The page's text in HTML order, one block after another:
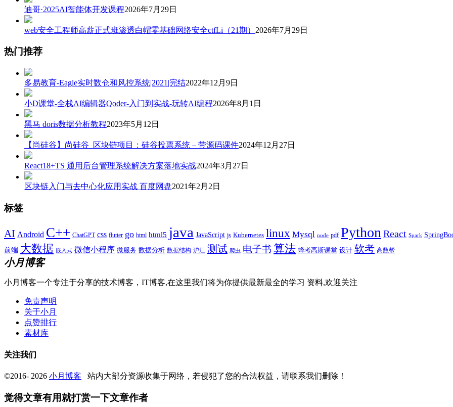
迪哥·2025AI智能体开发课程2026年7月29日
web安全工程师高薪正式班渗透白帽零基础网络安全ctfLi（21期） 2026年7月29日
热门推荐
多易教育-Eagle实时数仓和风控系统|2021|完结2022年12月9日
小D课堂-全栈AI编辑器Qoder-入门到实战-玩转AI编程2026年8月1日
黑马 doris数据分析教程2023年5月12日
【尚硅谷】尚硅谷_区块链项目：硅谷投票系统 – 带源码课件2024年12月27日
React18+TS 通用后台管理系统解决方案落地实战2024年3月27日
区块链入门与去中心化应用实战 百度网盘2021年2月2日
标签
AI Android C++ ChatGPT css flutter go html html5 java JavaScript js Kubernetes linux Mysql node pdf PythonReact Spark
前端 大数据 嵌入式 微信小程序 微服务 数据分析 数据结构 沪江 测试 爬虫 电子书 算法 蜂考高斯课堂 设计 软考 高数帮
小月博客
小月博客一个专注于分享的技术博客，IT博客,在这里我们将为你提供最新最全的学习 资料,欢迎关注
免责声明
关于小月
点赞排行
素材库
关注我们
©2016- 2026 小月博客 站内大部分资源收集于网络，若侵犯了您的合法权益，请联系我们删除！
觉得文章有用就打赏一下文章作者